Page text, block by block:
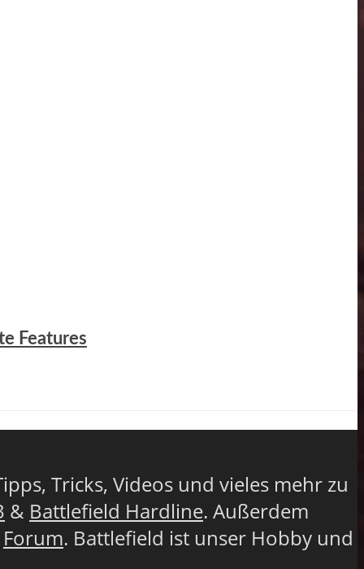
Features
Tricks, Videos und vieles mehr zu
& Battlefield Hardline. Außerdem
Forum. Battlefield ist unser Hobby und